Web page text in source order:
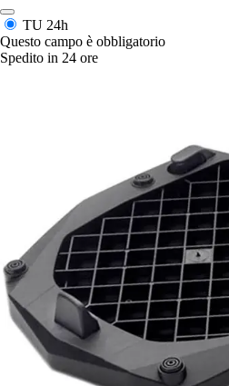
TU 24h
Questo campo è obbligatorio
Spedito in 24 ore